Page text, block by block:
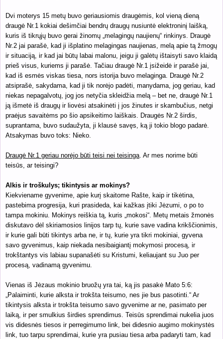
Dvi moterys 15 metų buvo geriausiomis draugėmis, kol vieną dieną
draugė Nr.1 kokiai dešimčiai bendrų draugų nusiuntė elektroninį laišką,
kuris iš tikrųjų buvo gerai žinomų „melagingų naujienų“ rinkinys. Draugė
Nr.2 jai parašė, kad ji išplatino melagingas naujienas, melą apie tą žmogų
ir situaciją, ir kad jai būtų labai malonu, jeigu ji galėtų ištaisyti savo klaidą
prieš visus, kuriems ji parašė. Tačiau draugė Nr.1 įsižeidė ir parašė jai,
kad iš esmės viskas tiesa, nors istorija buvo melaginga. Draugė Nr.2
atsiprašė, sakydama, kad ji tik norėjo padėti, manydama, jog geriau, kad
niekas nepagalvotų, jog jos netyčia skleidžia melą – bet ne, draugė Nr.1
ją išmetė iš draugų ir liovėsi atsakinėti į jos žinutes ir skambučius, netgi
praėjus savaitėms po šio apsikeitimo laiškais. Draugės Nr.2 širdis,
suprantama, buvo sudaužyta, ji klausė savęs, ką ji tokio blogo padarė.
Atsakymas buvo toks: Nieko.
Draugė Nr.1 geriau norėjo būti teisi nei teisinga . Ar mes norime būti
teisūs, ar teisingi?
Alkis ir troškulys; tikintysis ar mokinys?
Kiekviename gyvenime, apie kurį skaitome Rašte, kaip ir tikėtina,
pastebima progresija, kuri prasideda, kai kažkas įtiki Jėzumi, o po to
tampa mokiniu. Mokinys reiškia tą, kuris „mokosi“. Metų metais žmonės
diskutavo dėl skiriamosios linijos tarp tų, kurie save vadina krikščionimis,
ir kurie gali būti tikintys arba ne, ir tų, kurie yra tikri mokiniai, gyvena
savo gyvenimus, kaip niekada nesibaigiantį mokymosi procesą, ir
trokštantys vis labiau supanašėti su Kristumi, keliaujant su Juo per
procesą, vadinamą gyvenimu.
Vienas iš Jėzaus mokinio bruožų yra tai, ką jis pasakė Mato 5:6:
„Palaiminti, kurie alksta ir trokšta teisumo, nes jie bus pasotinti.“ Ar
tikintysis alksta ir trokšta teisumo savo gyvenime ar ne, pasimato per
laiką, ir per smulkius širdies sprendimus. Teisūs sprendimai nukelia juos
vis didesnės tiesos ir perregimumo link, bei didesnio augimo mokinystės
link, tuo tarpu sprendimai, kurie yra pusiau tiesa arba padaryti tam, kad